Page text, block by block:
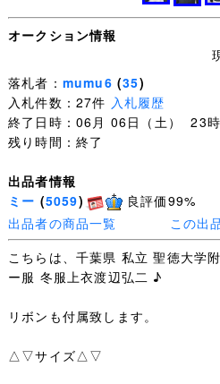
オークション情報
落札者： mumu6 (35)
入札件数：27件 入札履歴
終了日時：06月 06日（土） 23
残り時間：終了
出品者情報
ミー (5059)
良評価99%
出品者の商品一覧
この出
こちらは、千葉県 私立 聖徳大学
ー服 冬服上衣渡辺弘二 ♪
リボンも付属致します。
△▽サイズ△▽